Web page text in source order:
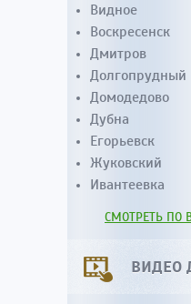
Видное
Воскресенск
Дмитров
Долгопрудный
Домодедово
Дубна
Егорьевск
Жуковский
Ивантеевка
СМОТРЕТЬ ПО
ВИДЕО